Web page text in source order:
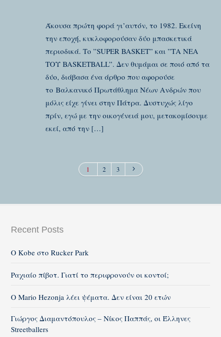
Άκουσα πρώτη φορά γι’αυτόν, το 1982. Εκείνη
την εποχή, κυκλοφορούσαν δύο μπασκετικά
περιοδικά. Το ”SUPER BASKET” και ”ΤΑ ΝΕΑ
ΤΟΥ BASKETBALL”. Δεν θυμάμαι σε ποιό από τα
δύο, διάβασα ένα άρθρο που αφορούσε
το Βαλκανικό Πρωτάθλημα Νέων Ανδρών που
μόλις είχε γίνει στην Πάτρα. Δυστυχώς λίγο
πρίν, εγώ με την οικογένειά μου, μετακομίσουμε
εκεί, από την […]
1 2 3
Recent Posts
Ο Kobe στο Rucker Park
Ραχιαίο πίβοτ. Γιατί το περιφρονούν οι κοντοί;
O Mario Hezonja λέει ψέματα. Δεν είναι 20 ετών
Γιώργος Διαμαντόπουλος – Νίκος Παππάς, οι Έλληνες
Streetballers